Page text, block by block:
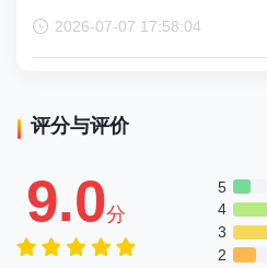
2026-07-07 17:58:04
评分与评价
9.0分
5
4
3
2